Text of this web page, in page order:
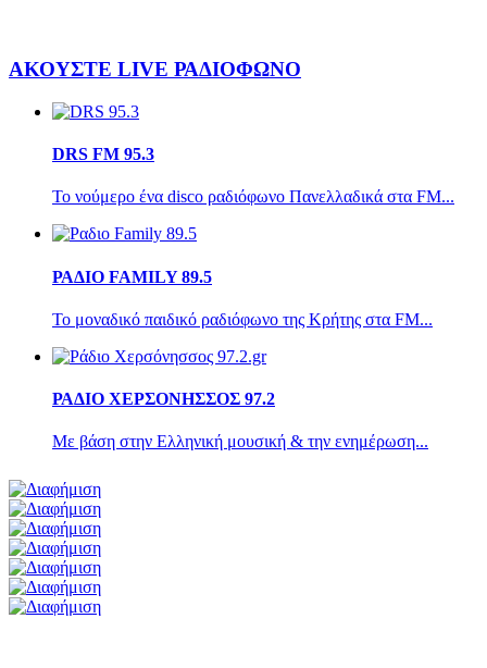
ΑΚΟΥΣΤΕ LIVE ΡΑΔΙΟΦΩΝΟ
DRS FM 95.3
Το νούμερο ένα disco ραδιόφωνο Πανελλαδικά στα FM...
ΡΑΔΙΟ FAMILY 89.5
Το μοναδικό παιδικό ραδιόφωνο της Κρήτης στα FM...
ΡΑΔΙΟ ΧΕΡΣΟΝΗΣΣΟΣ 97.2
Με βάση στην Ελληνική μουσική & την ενημέρωση...